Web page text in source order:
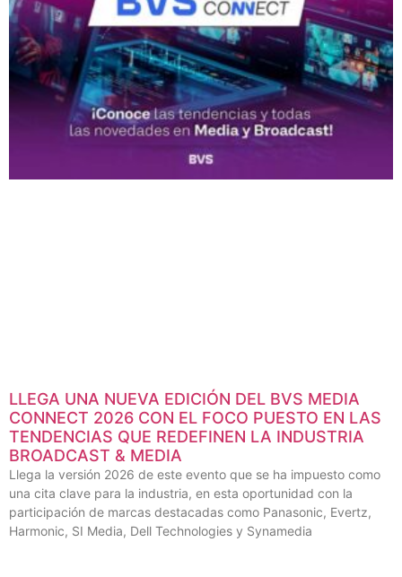
LLEGA UNA NUEVA EDICIÓN DEL BVS MEDIA
CONNECT 2026 CON EL FOCO PUESTO EN LAS
TENDENCIAS QUE REDEFINEN LA INDUSTRIA
BROADCAST & MEDIA
Llega la versión 2026 de este evento que se ha impuesto como
una cita clave para la industria, en esta oportunidad con la
participación de marcas destacadas como Panasonic, Evertz,
Harmonic, SI Media, Dell Technologies y Synamedia